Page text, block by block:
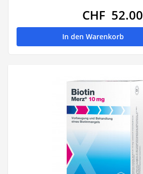
CHF 52.00
In den Warenkorb